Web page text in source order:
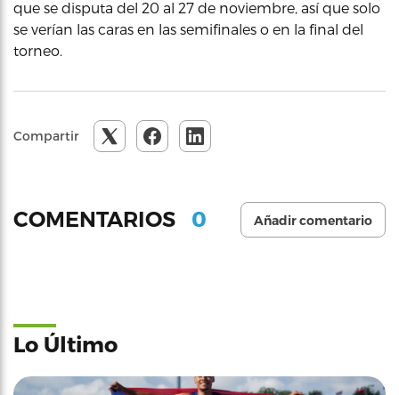
que se disputa del 20 al 27 de noviembre, así que solo
se verían las caras en las semifinales o en la final del
torneo.
Compartir
COMENTARIOS 0 Añadir comentario
Lo Último